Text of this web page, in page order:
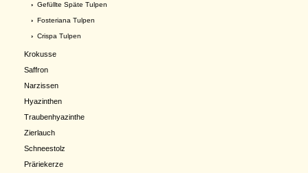
› Gefüllte Späte Tulpen
› Fosteriana Tulpen
› Crispa Tulpen
Krokusse
Saffron
Narzissen
Hyazinthen
Traubenhyazinthe
Zierlauch
Schneestolz
Präriekerze